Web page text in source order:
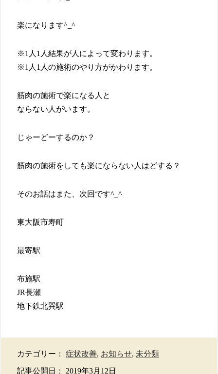
楽になります^_^
※1人1人結果が人によって変わります。
※1人1人の施術のやり方がかわります。
筋肉の施術で楽になる人と
ならない人がいます。
じゃーどーするのか？
筋肉の施術をしても楽にならない人はどする？
そのお話はまた、次回です^_^
東大阪市寿町
最寄駅
布施駅
JR長瀬
地下鉄北巽駅
カテゴリー： 症状改善, お知らせ, 未分類
記事公開日： 2019年3月12日